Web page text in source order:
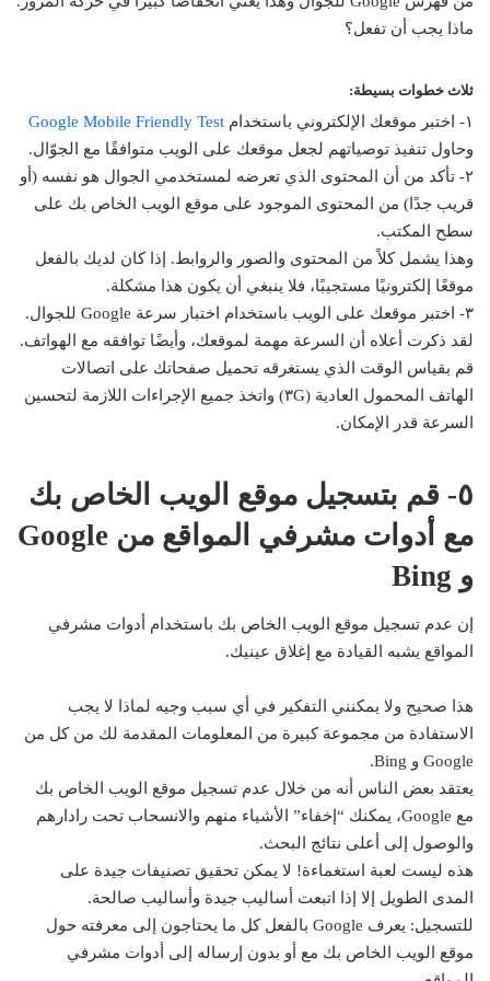
ماذا يجب أن تفعل؟
ثلاث خطوات بسيطة:
١- اختبر موقعك الإلكتروني باستخدام
Google Mobile Friendly Test
وحاول تنفيذ توصياتهم لجعل موقعك على الويب متوافقًا مع الجوّال.
٢- تأكد من أن المحتوى الذي تعرضه لمستخدمي الجوال هو نفسه (أو
قريب جدًا) من المحتوى الموجود على موقع الويب الخاص بك على
سطح المكتب.
وهذا يشمل كلاً من المحتوى والصور والروابط. إذا كان لديك بالفعل
موقعًا إلكترونيًا مستجيبًا، فلا ينبغي أن يكون هذا مشكلة.
٣- اختبر موقعك على الويب باستخدام اختبار سرعة Google للجوال.
لقد ذكرت أعلاه أن السرعة مهمة لموقعك، وأيضًا توافقه مع الهواتف.
قم بقياس الوقت الذي يستغرقه تحميل صفحاتك على اتصالات
الهاتف المحمول العادية (٣G) واتخذ جميع الإجراءات اللازمة لتحسين
السرعة قدر الإمكان.
٥- قم بتسجيل موقع الويب الخاص بك
مع أدوات مشرفي المواقع من Google
و Bing
إن عدم تسجيل موقع الويب الخاص بك باستخدام أدوات مشرفي
المواقع يشبه القيادة مع إغلاق عينيك.
هذا صحيح ولا يمكنني التفكير في أي سبب وجيه لماذا لا يجب
الاستفادة من مجموعة كبيرة من المعلومات المقدمة لك من كل من
Google و Bing.
يعتقد بعض الناس أنه من خلال عدم تسجيل موقع الويب الخاص بك
مع Google، يمكنك “إخفاء” الأشياء منهم والانسحاب تحت رادارهم
والوصول إلى أعلى نتائج البحث.
هذه ليست لعبة استغماءة! لا يمكن تحقيق تصنيفات جيدة على
المدى الطويل إلا إذا اتبعت أساليب جيدة وأساليب صالحة.
للتسجيل: يعرف Google بالفعل كل ما يحتاجون إلى معرفته حول
موقع الويب الخاص بك مع أو بدون إرساله إلى أدوات مشرفي